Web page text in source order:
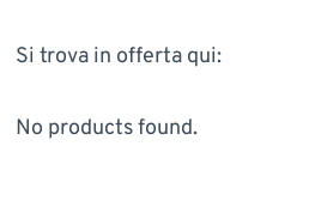
Si trova in offerta qui:
No products found.